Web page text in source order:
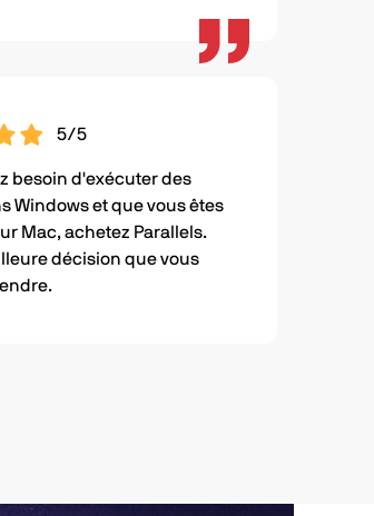
5/5
besoin d'exécuter des
Windows et que vous êtes
Mac, achetez Parallels.
décision que vous